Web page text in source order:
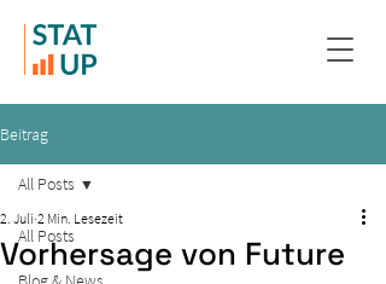
Beitrag
All Posts
All Posts
Vorhersage von Future
2. Juli 2 Min. Lesezeit